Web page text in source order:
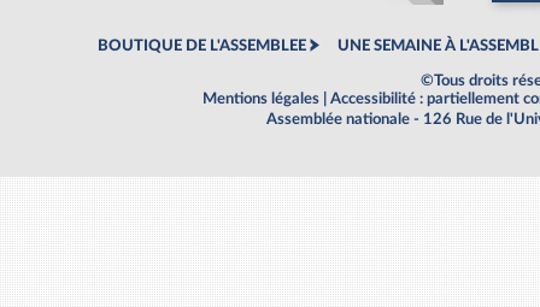
BOUTIQUE DE L'ASSEMBLEE UNE SEMAINE À
©Tous droits
Mentions légales
Accessibilité : partiellement
Assemblée nationale - 126 Rue de